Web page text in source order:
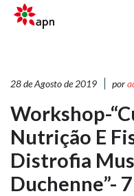
28 de Agosto de 2019 por
Workshop-
Nutrição E
Distrofia
Duchenne”-